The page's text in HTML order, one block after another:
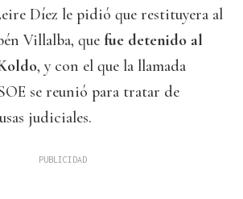
Díez le pidió que restituyera al
Villalba, que fue detenido al
, y con el que la llamada
se reunió para tratar de
judiciales.